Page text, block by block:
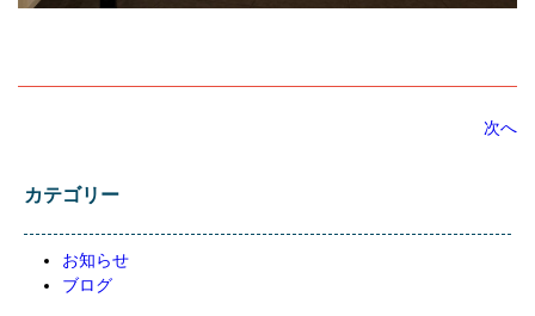
次へ
カテゴリー
お知らせ
ブログ